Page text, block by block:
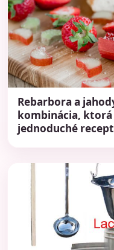
Rebarbora a
kombinácia,
jednoduché